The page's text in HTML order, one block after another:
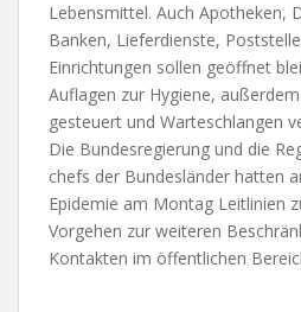
Lebensmittel. Auch Apotheken,
Banken, Lieferdienste,
Einrichtungen sollen geöffnet
Auflagen zur Hygiene,
gesteuert und Warteschlangen
Die Bundesregierung und die
chefs der Bundesländer hatten
Epidemie am Montag Leitlinien
Vorgehen zur weiteren
Kontakten im öffentlichen